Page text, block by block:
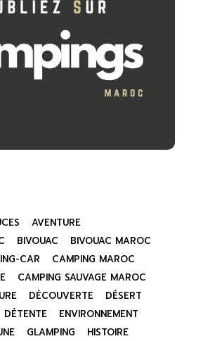
AVENTURE
BIVOUAC
BIVOUAC MAROC
CAR
CAMPING MAROC
CAMPING SAUVAGE MAROC
DÉCOUVERTE
DÉSERT
DÉTENTE
ENVIRONNEMENT
GLAMPING
HISTOIRE